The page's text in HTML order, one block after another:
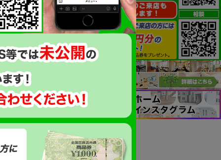
4分
好きなハ
来店予約はこちら
見学予約はこちら
物件情報を印刷